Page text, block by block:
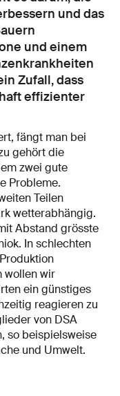
und das
und einem
Zufall, dass
effizienter
fängt man bei
gehört die
zwei gute
Probleme.
Teilen
wetterabhängig.
Abstand grösste
In schlechten
wollen wir
ein günstiges
reagieren zu
von DSA
so beispielsweise
und Umwelt.